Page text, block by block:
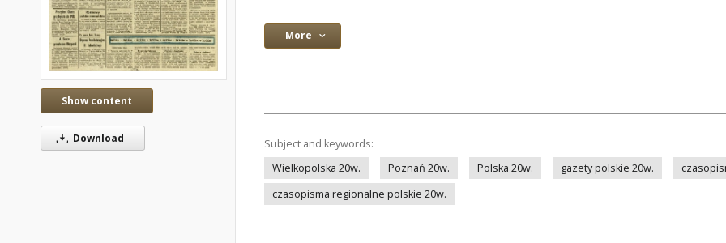
Show content
Download
More
Subject and keywords:
Wielkopolska 20w.
Poznań 20w. Polska 20w. gazety polskie 20w.
czasopisma regionalne polskie 20w.